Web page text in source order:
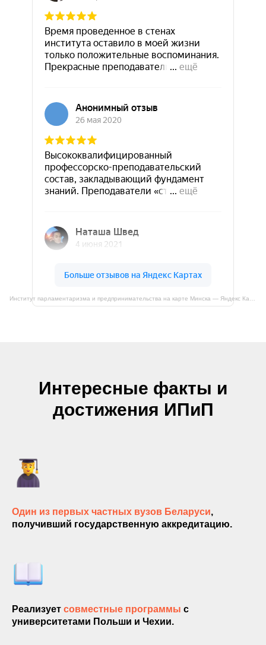
Интересные факты и
достижения ИПиП
Один из первых частных вузов Беларуси,
получивший государственную аккредитацию.
Реализует совместные программы с
университетами Польши и Чехии.